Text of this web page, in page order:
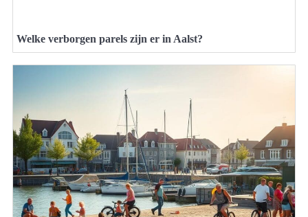
Welke verborgen parels zijn er in Aalst?